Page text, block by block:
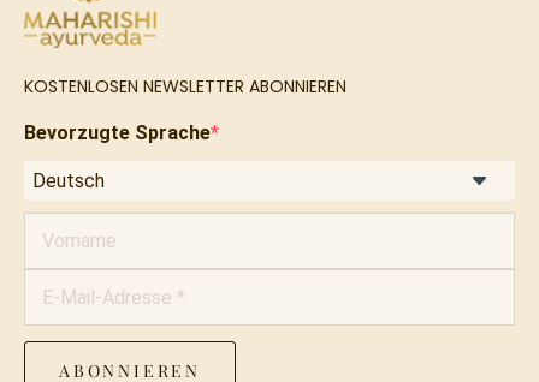
KOSTENLOSEN NEWSLETTER ABONNIEREN
Bevorzugte Sprache
ABONNIEREN